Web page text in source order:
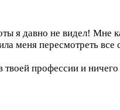
я давно не видел! Мне
меня пересмотреть все
твоей профессии и